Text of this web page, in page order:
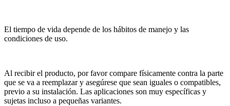
El tiempo de vida depende de los hábitos de manejo y las
condiciones de uso.
Al recibir el producto, por favor compare físicamente contra la parte
que se va a reemplazar y asegúrese que sean iguales o compatibles,
previo a su instalación. Las aplicaciones son muy específicas y
sujetas incluso a pequeñas variantes.